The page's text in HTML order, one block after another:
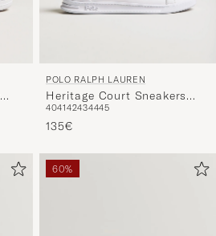
POLO RALPH LAUREN
Heritage Court Sneakers
White/College Green
404142434445
135€
60%